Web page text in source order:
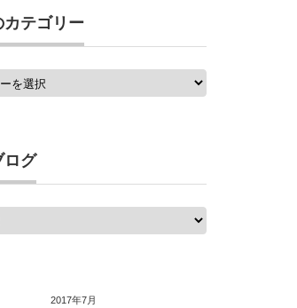
カテゴリー
ログ
2017年7月